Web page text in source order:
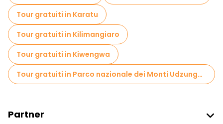
Tour di degustazione locali in Zanzibar
Gite giornaliere gratuite a Zanzibar
Tour in bicicletta a Zanzibar
Tour gastronomici a Zanzibar
Tour gratuiti in Karatu
Tour gratuiti in Kilimangiaro
Tour gratuiti in Kiwengwa
Tour gratuiti in Parco nazionale dei Monti Udzungwa
Partner